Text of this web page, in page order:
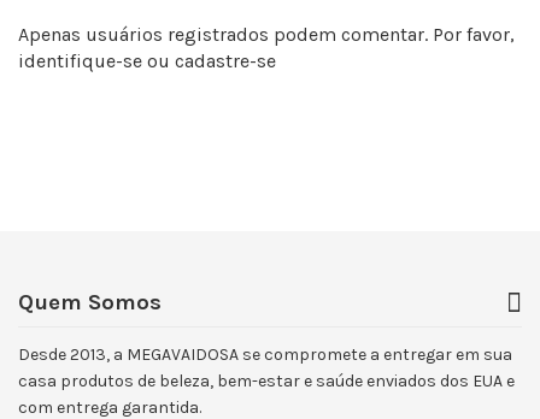
Apenas usuários registrados podem comentar. Por favor,
identifique-se ou cadastre-se
Quem Somos
Desde 2013, a MEGAVAIDOSA se compromete a entregar em sua
casa produtos de beleza, bem-estar e saúde enviados dos EUA e
com entrega garantida.